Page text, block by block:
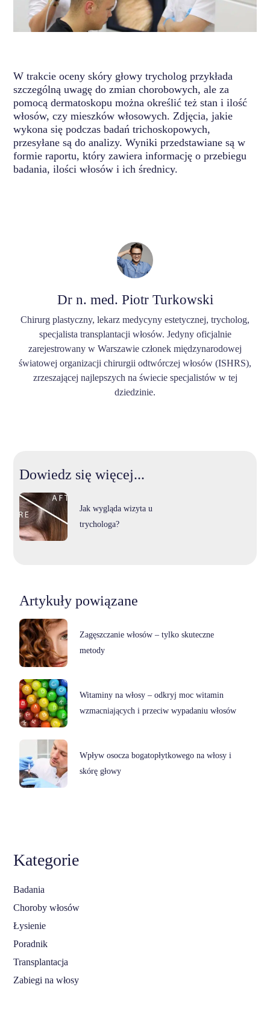
W trakcie oceny skóry głowy trycholog przykłada
szczególną uwagę do zmian chorobowych, ale za
pomocą dermatoskopu można określić też stan i ilość
włosów, czy mieszków włosowych. Zdjęcia, jakie
wykona się podczas badań trichoskopowych,
przesyłane są do analizy. Wyniki przedstawiane są w
formie raportu, który zawiera informację o przebiegu
badania, ilości włosów i ich średnicy.
Dr n. med. Piotr Turkowski
Chirurg plastyczny, lekarz medycyny estetycznej, trycholog,
specjalista transplantacji włosów. Jedyny oficjalnie
zarejestrowany w Warszawie członek międzynarodowej
światowej organizacji chirurgii odtwórczej włosów (ISHRS),
zrzeszającej najlepszych na świecie specjalistów w tej
dziedzinie.
Dowiedz się więcej...
Jak wygląda wizyta u
trychologa?
Artykuły powiązane
Zagęszczanie włosów – tylko skuteczne
metody
Witaminy na włosy – odkryj moc witamin
wzmacniających i przeciw wypadaniu włosów
Wpływ osocza bogatopłytkowego na włosy i
skórę głowy
Kategorie
Badania
Choroby włosów
Łysienie
Poradnik
Transplantacja
Zabiegi na włosy